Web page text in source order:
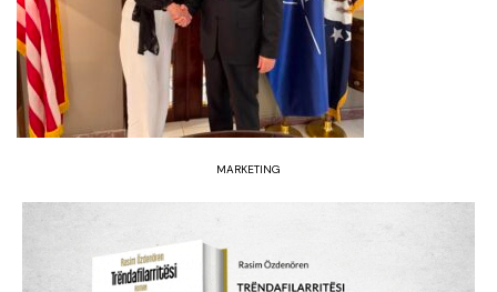
MARKETING